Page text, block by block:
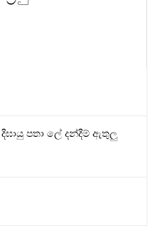
පතා ලේ දන්දීම් ඇතුලු